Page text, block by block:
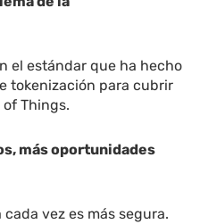
el estándar que ha hecho
tokenización para cubrir
Things.
más oportunidades
vez es más segura.